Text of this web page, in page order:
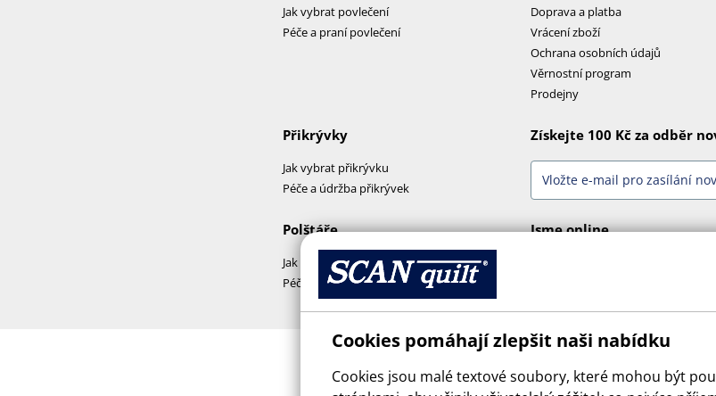
Jak vybrat povlečení
Péče a praní povlečení
Doprava a platba
Vrácení zboží
Ochrana osobních údajů
Věrnostní program
Prodejny
Přikrývky
Jak vybrat přikrývku
Péče a údržba přikrývek
Polštáře
Jak vybrat polštář
Péče a praní polštářů
Získejte 100 Kč za odběr
Jsme online
Cookies pomáhají zlepšit naši nabídku
Cookies jsou malé textové soubory, které mohou být